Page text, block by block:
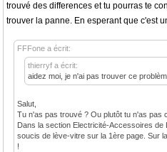
trouvé des differences et tu pourras te
trouver la panne. En esperant que c'est
FFFone a écrit:
thierryf a écrit:
aidez moi, je n'ai pas trouver ce
Salut,
Tu n'as pas trouvé ? Ou plutôt tu n'as pas
Dans la section Electricité-Accessoires de
soucis de lève-vitre sur la 1ère page. Sur
!